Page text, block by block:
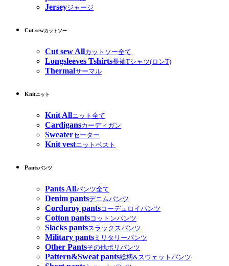
Jerseyジャージ
Cut sewカットソー
Cut sew Allカットソー全て
Longsleeves Tshirts長袖Tシャツ(ロンT)
Thermalサーマル
Knitニット
Knit Allニット全て
Cardigansカーディガン
Sweaterセーター
Knit vestニットベスト
Pantsパンツ
Pants Allパンツ全て
Denim pantsデニムパンツ
Corduroy pantsコーデュロイパンツ
Cotton pantsコットンパンツ
Slacks pantsスラックスパンツ
Military pants ミリタリーパンツ
Other Pantsその他ポリパンツ
Pattern&Sweat pants総柄&スウェットパンツ